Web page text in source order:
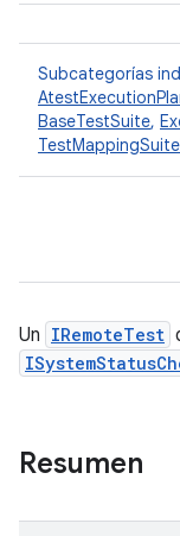
Subcategorías
BaseTestSuite,
Un IRemoteTest
Resumen